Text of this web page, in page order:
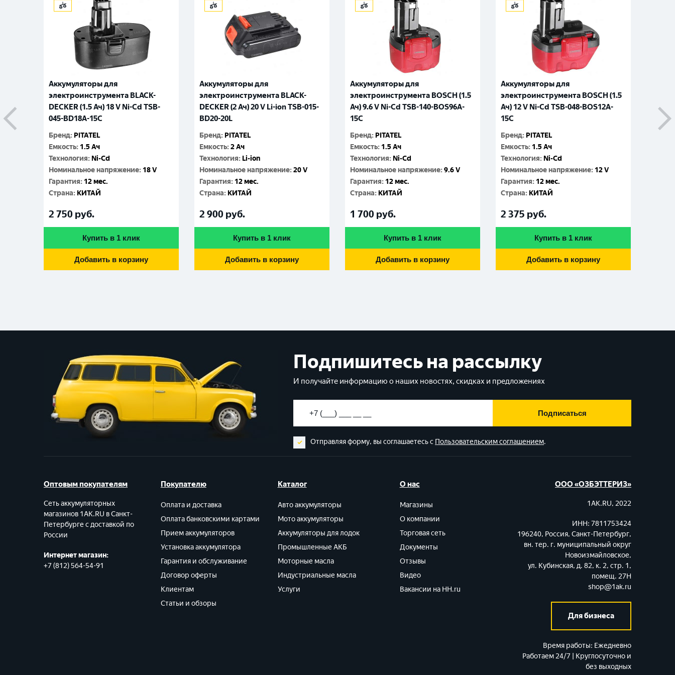
Аккумуляторы для
электроинструмента BLACK-
DECKER (1.5 Ач) 18 V Ni-Cd TSB-
045-BD18A-15C
Бренд: PITATEL
Емкость: 1.5 Ач
Технология: Ni-Cd
Номинальное напряжение: 18 V
Гарантия: 12 мес.
Cтрана: КИТАЙ
2 750 руб.
Купить в 1 клик
Добавить в корзину
Аккумуляторы для
электроинструмента BLACK-
DECKER (2 Ач) 20 V Li-ion TSB-015-
BD20-20L
Бренд: PITATEL
Емкость:2 Ач
Технология: Li-ion
Номинальное напряжение:20 V
Гарантия: 12 мес.
Cтрана: КИТАЙ
2 900 руб.
Купить в 1 клик
Добавить в корзину
Аккумуляторы для
электроинструмента BOSCH (1.5
Ач) 9.6 V Ni-Cd TSB-140-BOS96A-
15C
Бренд: PITATEL
Емкость: 1.5 Ач
Технология: Ni-Cd
Номинальное напряжение:9.6 V
Гарантия: 12 мес.
Cтрана: КИТАЙ
1 700 руб.
Купить в 1 клик
Добавить в корзину
Аккумуляторы для
электроинструмента BOSCH (1.5
Ач) 12 V Ni-Cd TSB-048-BOS12A-
15C
Бренд: PITATEL
Емкость: 1.5 Ач
Технология: Ni-Cd
Номинальное напряжение: 12 V
Гарантия: 12 мес.
Cтрана: КИТАЙ
2 375 руб.
Купить в 1 клик
Добавить в корзину
Ач)
Подпишитесь на рассылку
И получайте информацию о наших новостях, скидках и предложениях
Подписаться
Отправляя форму, вы соглашаетесь с Пользовательским соглашением.
Оптовым покупателям
Сеть аккумуляторных
магазинов 1AK.RU в Санкт-
Петербурге с доставкой по
России
Интернет магазин:
+7 (812) 564-54-91
Покупателю
Оплата и доставка
Оплата банковскими картами
Прием аккумуляторов
Установка аккумулятора
Гарантия и обслуживание
Договор оферты
Клиентам
Статьи и обзоры
Каталог
Авто аккумуляторы
Мото аккумуляторы
Аккумуляторы для лодок
Промышленные АКБ
Моторные масла
Индустриальные масла
Услуги
О нас
Магазины
О компании
Торговая сеть
Документы
Отзывы
Видео
Вакансии на HH.ru
ООО «ОЗБЭТТЕРИЗ»
1AK.RU, 2022
ИНН: 7811753424
196240, Россия, Санкт-Петербург,
вн. тер. г. муниципальный округ
Новоизмайловское,
ул. Кубинская, д. 82, к. 2, стр. 1,
помещ. 27Н
shop@1ak.ru
Для бизнеса
Время работы: Ежедневно
Работаем 24/7 | Круглосуточно и
без выходных